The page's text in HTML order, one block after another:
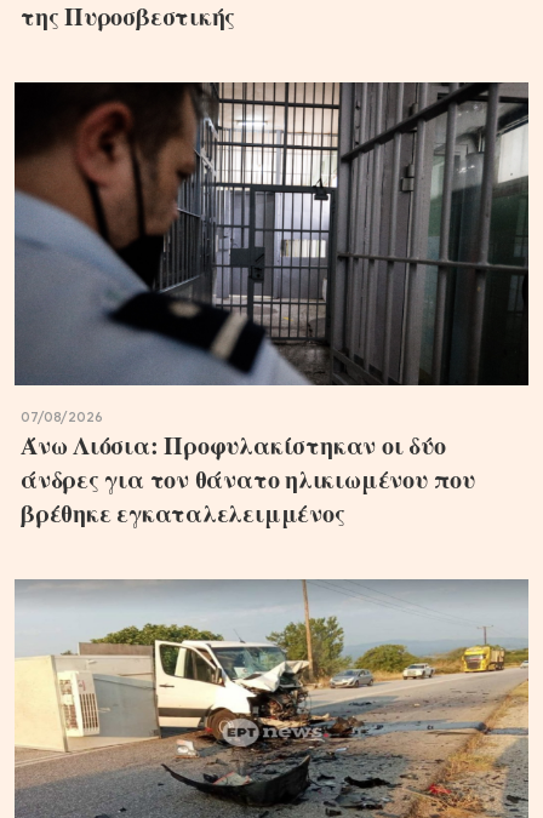
της Πυροσβεστικής
07/08/2026
Άνω Λιόσια: Προφυλακίστηκαν οι δύο
άνδρες για τον θάνατο ηλικιωμένου που
βρέθηκε εγκαταλελειμμένος